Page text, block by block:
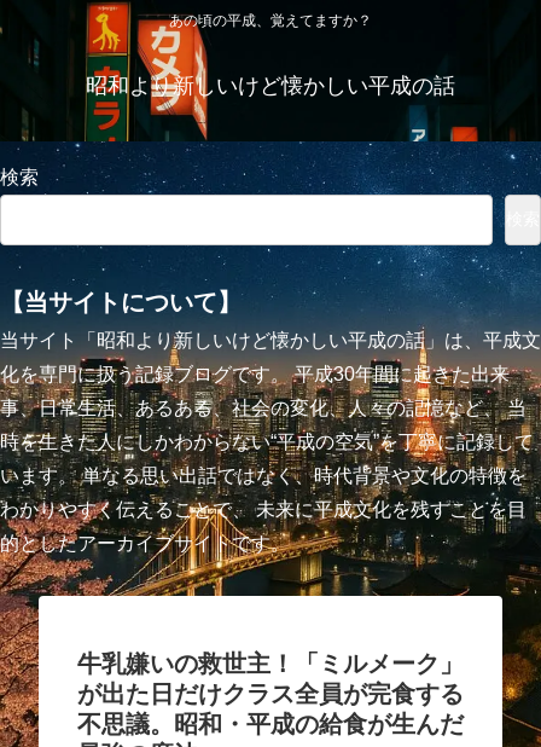
あの頃の平成、覚えてますか？
昭和より新しいけど懐かしい平成の話
検索
【当サイトについて】
当サイト「昭和より新しいけど懐かしい平成の話」は、平成文
化を専門に扱う記録ブログです。 平成30年間に起きた出来
事、日常生活、あるある、社会の変化、人々の記憶など、 当
時を生きた人にしかわからない“平成の空気”を丁寧に記録して
います。 単なる思い出話ではなく、時代背景や文化の特徴を
わかりやすく伝えることで、 未来に平成文化を残すことを目
的としたアーカイブサイトです。
牛乳嫌いの救世主！「ミルメーク」
が出た日だけクラス全員が完食する
不思議。昭和・平成の給食が生んだ